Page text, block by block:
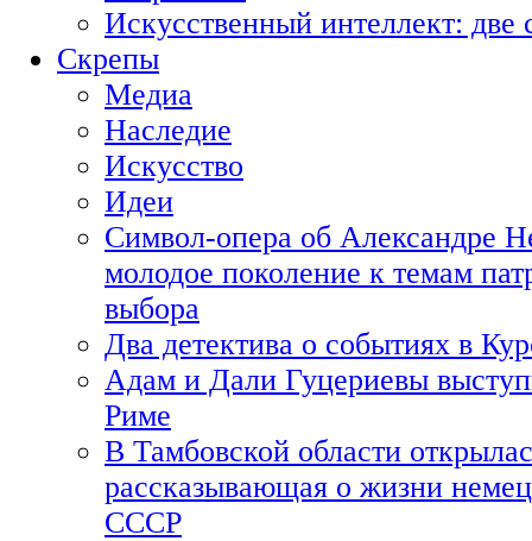
Искусственный интеллект:
Скрепы
Медиа
Наследие
Искусство
Идеи
Символ-опера об Александре
молодое поколение к темам
выбора
Два детектива о событиях в
Адам и Дали Гуцериевы
Риме
В Тамбовской области
рассказывающая о жизни
СССР